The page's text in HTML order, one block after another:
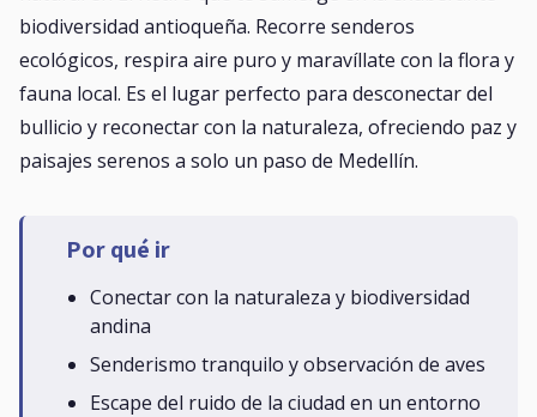
biodiversidad antioqueña. Recorre senderos
ecológicos, respira aire puro y maravíllate con la flora y
fauna local. Es el lugar perfecto para desconectar del
bullicio y reconectar con la naturaleza, ofreciendo paz y
paisajes serenos a solo un paso de Medellín.
Por qué ir
Conectar con la naturaleza y biodiversidad
andina
Senderismo tranquilo y observación de aves
Escape del ruido de la ciudad en un entorno